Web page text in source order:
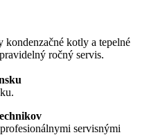
kondenzačné kotly a tepelné
ročný servis.
servisnými